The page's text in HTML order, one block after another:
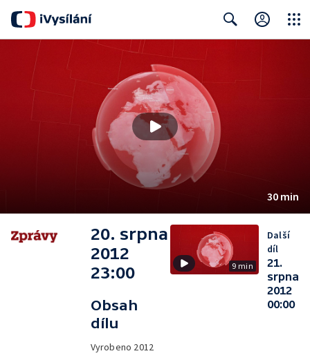
30 min
20. srpna
2012
23:00
Obsah
dílu
Vyrobeno 2012
9 min
Další
díl
21.
srpna
2012
00:00